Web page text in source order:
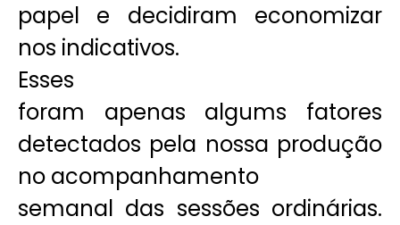
papel e decidiram economizar
nos indicativos.
Esses
foram apenas algums fatores
detectados pela nossa produção
no acompanhamento
semanal das sessões ordinárias.